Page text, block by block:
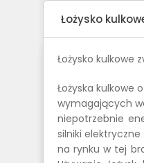
Łożysko
Łożysko kulkowe
Łożyska kulkowe
wymagających
niepotrzebnie
silniki
na rynku w tej